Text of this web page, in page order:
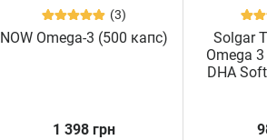
(3)
NOW Omega-3 (500 капс)
1 398 грн
Solgar
Omega
DHA